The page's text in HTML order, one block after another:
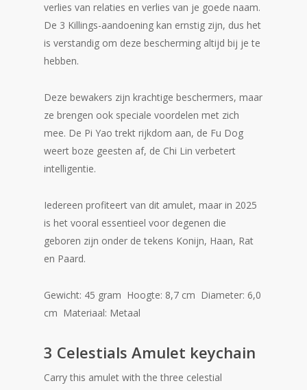
verlies van relaties en verlies van je goede naam.
De 3 Killings-aandoening kan ernstig zijn, dus het
is verstandig om deze bescherming altijd bij je te
hebben.
Deze bewakers zijn krachtige beschermers, maar
ze brengen ook speciale voordelen met zich
mee. De Pi Yao trekt rijkdom aan, de Fu Dog
weert boze geesten af, de Chi Lin verbetert
intelligentie.
Iedereen profiteert van dit amulet, maar in 2025
is het vooral essentieel voor degenen die
geboren zijn onder de tekens Konijn, Haan, Rat
en Paard.
Gewicht: 45 gram Hoogte: 8,7 cm Diameter: 6,0
cm Materiaal: Metaal
3 Celestials Amulet keychain
Carry this amulet with the three celestial